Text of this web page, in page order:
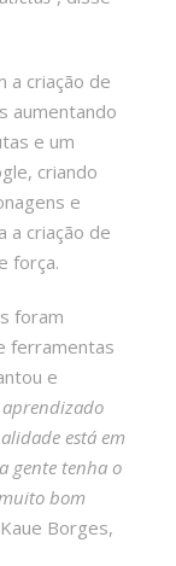
a criação de
aumentando
e um
criando
e
a criação de
força.
foram
ferramentas
e
aprendizado
está em
gente tenha o
bom
Borges,